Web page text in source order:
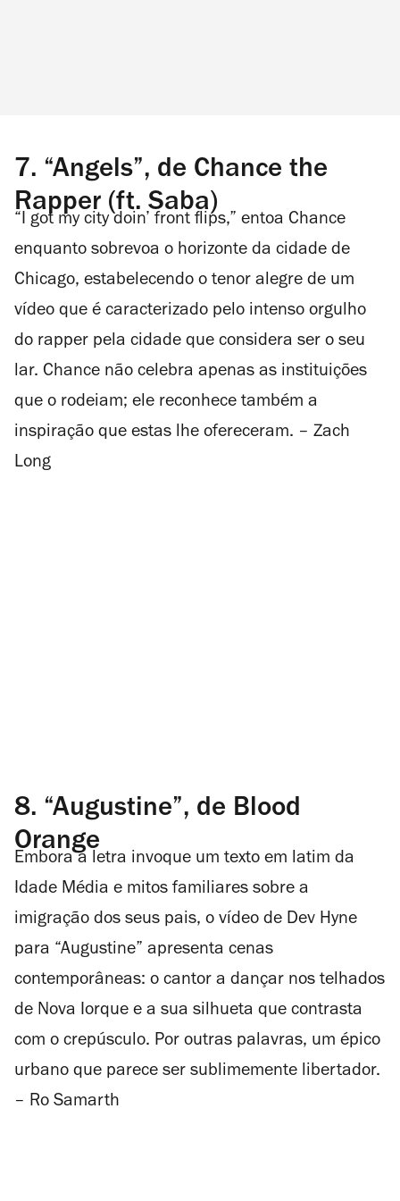
7. “Angels”, de Chance the
Rapper (ft. Saba)
“I got my city doin’ front flips,” entoa Chance
enquanto sobrevoa o horizonte da cidade de
Chicago, estabelecendo o tenor alegre de um
vídeo que é caracterizado pelo intenso orgulho
do rapper pela cidade que considera ser o seu
lar. Chance não celebra apenas as instituições
que o rodeiam; ele reconhece também a
inspiração que estas lhe ofereceram. – Zach
Long
8. “Augustine”, de Blood
Orange
Embora a letra invoque um texto em latim da
Idade Média e mitos familiares sobre a
imigração dos seus pais, o vídeo de Dev Hyne
para “Augustine” apresenta cenas
contemporâneas: o cantor a dançar nos telhados
de Nova Iorque e a sua silhueta que contrasta
com o crepúsculo. Por outras palavras, um épico
urbano que parece ser sublimemente libertador.
– Ro Samarth